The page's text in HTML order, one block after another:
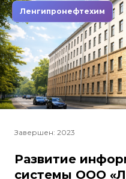
Ленгипронефтехим
Завершен: 2023
Развитие
системы ООО